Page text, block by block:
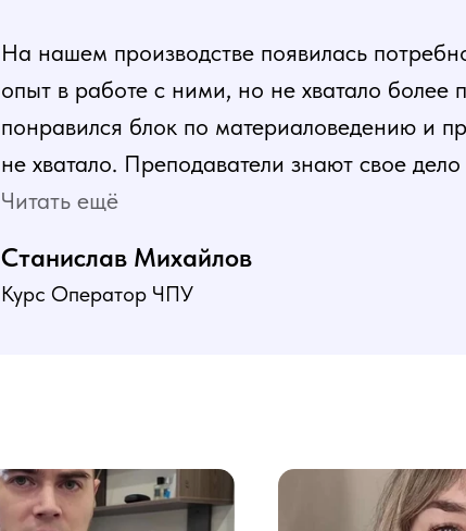
На нашем производстве появилась
опыт в работе с ними, но не хватало
понравился блок по материаловедению и
не хватало. Преподаватели знают свое
программа пошаговая и постепенная, это
Читать ещё
Станислав Михайлов
Курс Оператор ЧПУ